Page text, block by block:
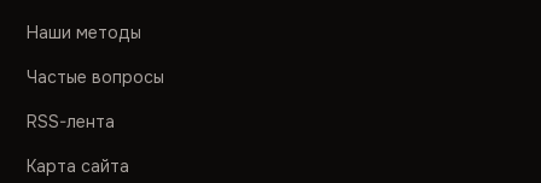
Наши методы
Частые вопросы
RSS-лента
Карта сайта